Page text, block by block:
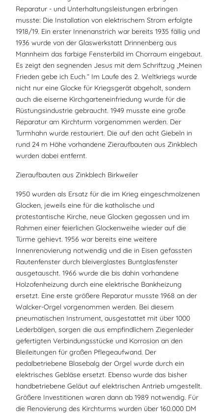
Reparatur - und Unterhaltungsleistungen erbringen
musste: Die Installation von elektrischem Strom erfolgte
1918/19. Ein erster Innenanstrich war bereits 1935 fällig und
1936 wurde von der Glaswerkstatt Drinnenberg aus
Mannheim das farbige Fensterbild im Chorraum eingebaut.
Es zeigt den segnenden Jesus mit dem Schriftzug „Meinen
Frieden gebe ich Euch.“ Im Laufe des 2. Weltkriegs wurde
nicht nur eine Glocke für Kriegsgerät abgeholt, sondern
auch die eiserne Kirchgarteneinfriedung wurde für die
Rüstungsindustrie gebraucht. 1949 musste eine große
Reparatur am Kirchturm vorgenommen werden. Der
Turmhahn wurde restauriert. Die auf den acht Giebeln in
rund 24 m Höhe vorhandene Zieraufbauten aus Zinkblech
wurden dabei entfernt.
Zieraufbauten aus Zinkblech Birkweiler
1950 wurden als Ersatz für die im Krieg eingeschmolzenen
Glocken, jeweils eine für die katholische und
protestantische Kirche, neue Glocken gegossen und im
Rahmen einer feierlichen Glockenweihe wieder auf die
Türme gehievt. 1956 war bereits eine weitere
Innenrenovierung notwendig und die in Eisen gefassten
Rautenfenster durch bleiverglastes Buntglasfenster
ausgetauscht. 1966 wurde die bis dahin vorhandene
Holzofenheizung durch eine elektrische Bankheizung
ersetzt. Eine erste größere Reparatur musste 1968 an der
Walcker-Orgel vorgenommen werden. Bei diesem
pneumatischen Instrument, ausgestattet mit über 1000
Lederbälgen, sorgen die aus empfindlichem Ziegenleder
gefertigten Verbindungsstücke und Korrosion an den
Bleileitungen für großen Pflegeaufwand. Der
pedalbetriebene Blasebalg der Orgel wurde durch ein
elektrisches Gebläse ersetzt. Ebenso wurde das bisher
handbetriebene Geläut auf elektrischen Antrieb umgestellt.
Größere Investitionen waren dann ab 1989 notwendig. Für
die Renovierung des Kirchturms wurden über 160.000 DM